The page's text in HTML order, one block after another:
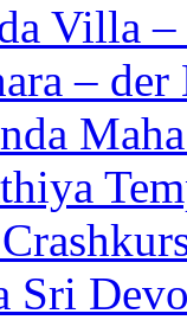
Villa
–
Sri